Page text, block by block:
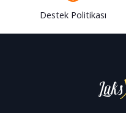
Destek Politikası